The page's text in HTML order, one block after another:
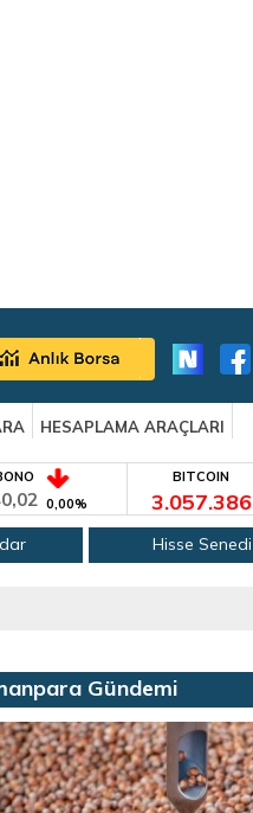
HESAPLAMA ARAÇLARI
0,00%
BITCOIN
3.057.386
Hisse Senedi
Gündemi